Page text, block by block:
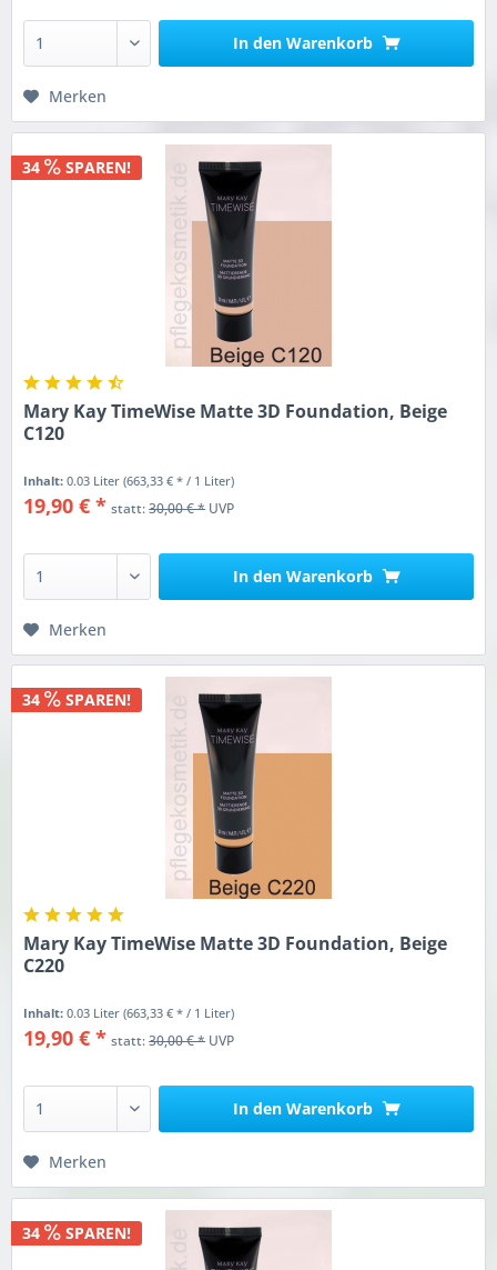
In den Warenkorb
Merken
34 SPAREN!
Mary Kay TimeWise Matte 3D Foundation, Beige
C120
Inhalt:0.03 Liter(663,33 € * / 1 Liter)
19,90 € * statt:30,00 € *UVP
In den Warenkorb
Merken
34 SPAREN!
Mary Kay TimeWise Matte 3D Foundation, Beige
C220
Inhalt:0.03 Liter(663,33 € * / 1 Liter)
19,90 € * statt:30,00 € *UVP
In den Warenkorb
Merken
34 SPAREN!